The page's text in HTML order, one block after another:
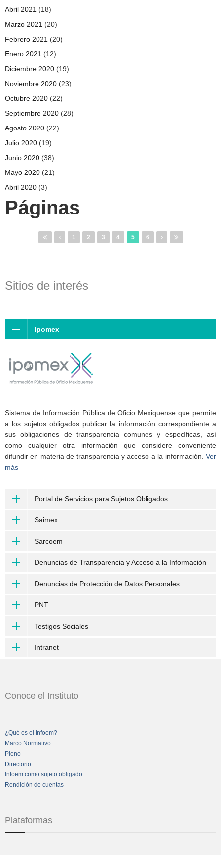
Abril 2021 (18)
Marzo 2021 (20)
Febrero 2021 (20)
Enero 2021 (12)
Diciembre 2020 (19)
Noviembre 2020 (23)
Octubre 2020 (22)
Septiembre 2020 (28)
Agosto 2020 (22)
Julio 2020 (19)
Junio 2020 (38)
Mayo 2020 (21)
Abril 2020 (3)
Páginas
1 2 3 4 5 6
Sitios de interés
Ipomex
Sistema de Información Pública de Oficio Mexiquense que permite
a los sujetos obligados publicar la información correspondiente a
sus obligaciones de transparencia comunes y específicas, así
como cualquier otra información que considere conveniente
difundir en materia de transparencia y acceso a la información. Ver
más
Portal de Servicios para Sujetos Obligados
Saimex
Sarcoem
Denuncias de Transparencia y Acceso a la Información
Denuncias de Protección de Datos Personales
PNT
Testigos Sociales
Intranet
Conoce el Instituto
¿Qué es el Infoem?
Marco Normativo
Pleno
Directorio
Infoem como sujeto obligado
Rendición de cuentas
Plataformas